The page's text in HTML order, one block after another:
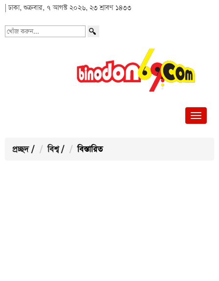
| ঢাকা, শুক্রবার, ৭ আগস্ট ২০২৬, ২৩ শ্রাবণ ১৪৩৩
খোঁজ
প্রচ্ছদ / বিশ্ব / বিস্তারিত